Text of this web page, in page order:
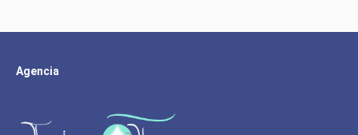
Agencia